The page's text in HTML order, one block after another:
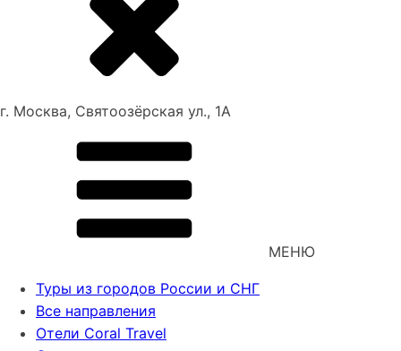
г. Москва, Святоозёрская ул., 1А
МЕНЮ
Туры из городов России и СНГ
Все направления
Отели Coral Travel